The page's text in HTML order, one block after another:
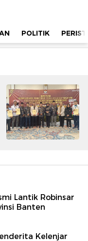
POLITIK
Lantik Robinsar
Banten
Kelenjar